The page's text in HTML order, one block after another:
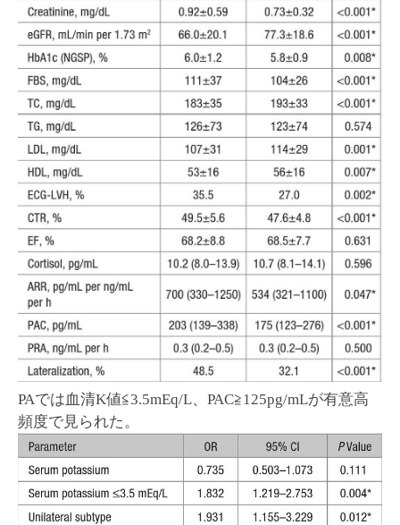
PAでは血清K値≦3.5mEq/L、PAC≧125pg/mLが有意高
頻度で見られた。